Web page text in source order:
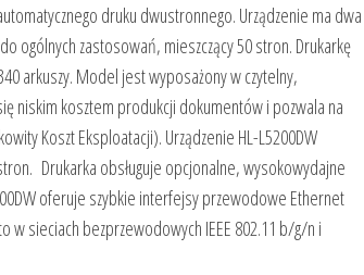
druku dwustronnego. Urządzenie ma dwa
ogólnych zastosowań, mieszczący 50 stron. Drukarkę
arkuszy. Model jest wyposażony w czytelny,
niskim kosztem produkcji dokumentów i pozwala na
Koszt Eksploatacji). Urządzenie HL-L5200DW
Drukarka obsługuje opcjonalne, wysokowydajne
oferuje szybkie interfejsy przewodowe Ethernet
w sieciach bezprzewodowych IEEE 802.11 b/g/n i